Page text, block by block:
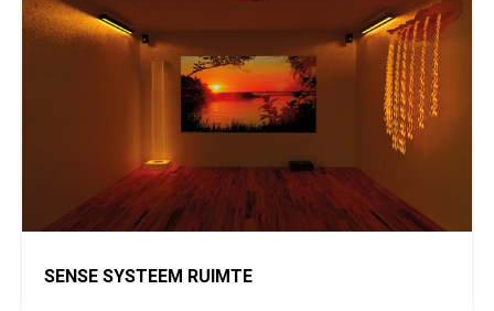
SENSE SYSTEEM RUIMTE